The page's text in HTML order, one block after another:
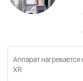
Аппарат нагревается
XR